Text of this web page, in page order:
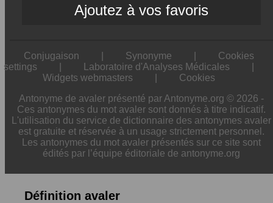
Ajoutez à vos favoris
Conjugaison Synonyme
Cookies
settings
Laboratoire d'Analyses Médicales
Widgets webmasters
Cookies
Antonyme de avaler présenté par Antonyme.org © 2026 -
Ces antonymes du mot avaler sont donnés à titre indicatif.
L'utilisation du service de dictionnaire des antonymes avaler
est gratuite et réservée à un usage strictement personnel.
Les antonymes du mot avaler présentés sur ce site sont
édités par l’équipe éditoriale de antonyme.org
Définition avaler